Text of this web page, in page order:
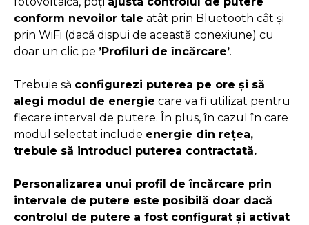
conform nevoilor tale atât prin Bluetooth cât și
prin WiFi (dacă dispui de această conexiune) cu
doar un clic pe ’Profiluri de încărcare’.
Trebuie să configurezi puterea pe ore și să
alegi modul de energie care va fi utilizat pentru
fiecare interval de putere. În plus, în cazul în care
modul selectat include energie din rețea,
trebuie să introduci puterea contractată.
Personalizarea unui profil de încărcare prin
intervale de putere este posibilă doar dacă
controlul de putere a fost configurat și activat